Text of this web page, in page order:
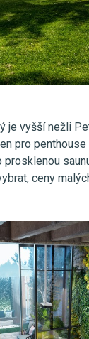
je vyšší nežli
pro
prosklenou
ceny